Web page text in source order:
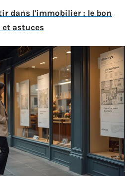
dans l'immobilier : le bon
et astuces